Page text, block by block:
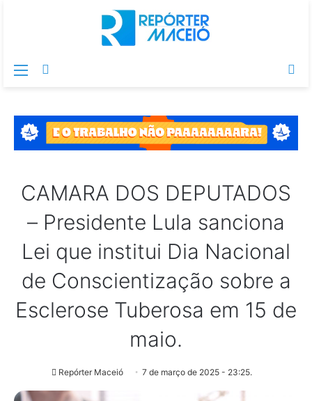
Menu
CAMARA DOS DEPUTADOS
– Presidente Lula sanciona
Lei que institui Dia Nacional
de Conscientização sobre a
Esclerose Tuberosa em 15 de
maio.
Repórter Maceió 7 de março de 2025 - 23:25.